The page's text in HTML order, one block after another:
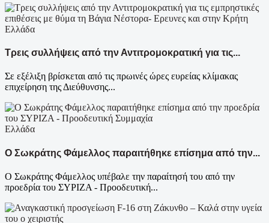
Ελλάδα
Τρεις συλλήψεις από την Αντιτρομοκρατική για τις...
Σε εξέλιξη βρίσκεται από τις πρωινές ώρες ευρείας κλίμακας
επιχείρηση της Διεύθυνσης...
Ελλάδα
Ο Σωκράτης Φάμελλος παραιτήθηκε επίσημα από την...
Ο Σωκράτης Φάμελλος υπέβαλε την παραίτησή του από την
προεδρία του ΣΥΡΙΖΑ - Προοδευτική...